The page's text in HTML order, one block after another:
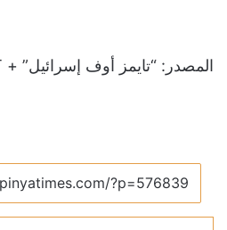
المصدر: “تايمز أوف إسرائيل” + RT